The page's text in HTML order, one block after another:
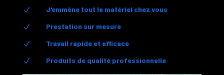
N J'emmène tout le matériel chez vous
N Prestation sur mesure
N Travail rapide et efficace
N Produits de qualité professionnelle